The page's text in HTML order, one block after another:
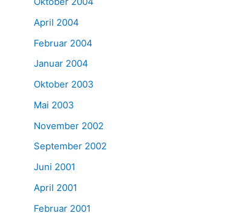
April 2004
Februar 2004
Januar 2004
Oktober 2003
Mai 2003
November 2002
September 2002
Juni 2001
April 2001
Februar 2001